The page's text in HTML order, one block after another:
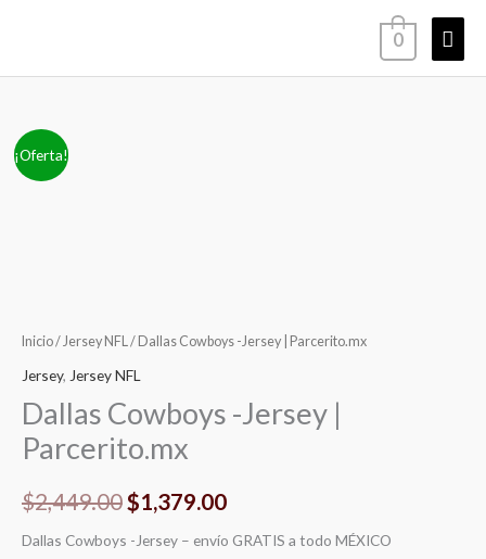
0
¡Oferta!
Inicio/Jersey NFL/ Dallas Cowboys -Jersey | Parcerito.mx
Jersey, Jersey NFL
Dallas Cowboys -Jersey |
Parcerito.mx
$2,449.00$1,379.00
Dallas Cowboys -Jersey – envío GRATIS a todo MÉXICO
Dallas
Cowboys